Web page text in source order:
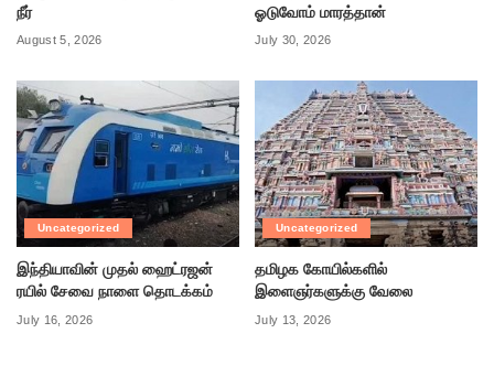
நீர்
August 5, 2026
ஓடுவோம் மாரத்தான்
July 30, 2026
Uncategorized
இந்தியாவின் முதல் ஹைட்ரஜன்
ரயில் சேவை நாளை தொடக்கம்
July 16, 2026
Uncategorized
தமிழக கோயில்களில்
இளைஞர்களுக்கு வேலை
July 13, 2026